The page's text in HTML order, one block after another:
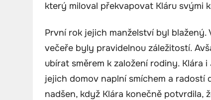
který miloval překvapovat Kláru svými
První rok jejich manželství byl
večeře byly pravidelnou záležitostí.
ubírat směrem k založení rodiny. Klára
jejich domov naplní smíchem a radostí
nadšen, když Klára konečně potvrdila,